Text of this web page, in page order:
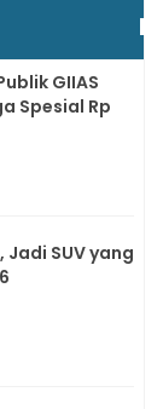
GIIAS
Spesial Rp
Jadi SUV yang